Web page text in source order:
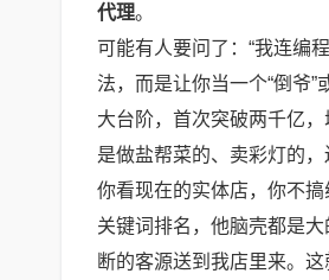
代理。
可能有人要问了：“我连编
法，而是让你当一个“倒爷
大台阶，首次突破两千亿
是做盐帮菜的、卖彩灯的
你看现在的实体店，你不
关键词排名，他脑壳都是
断的客源送到我店里来。